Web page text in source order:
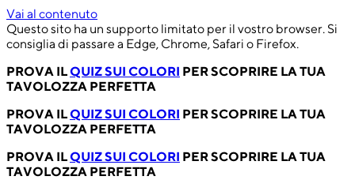
Vai al contenuto
Questo sito ha un supporto limitato per il vostro browser. Si
consiglia di passare a Edge, Chrome, Safari o Firefox.
PROVA ILQUIZ SUI COLORI PER SCOPRIRE LA TUA
TAVOLOZZA PERFETTA
PROVA ILQUIZ SUI COLORI PER SCOPRIRE LA TUA
TAVOLOZZA PERFETTA
PROVA ILQUIZ SUI COLORI PER SCOPRIRE LA TUA
TAVOLOZZA PERFETTA